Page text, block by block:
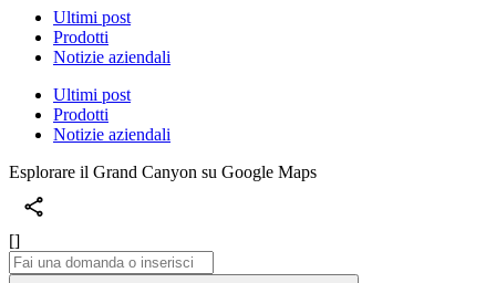
Ultimi post
Prodotti
Notizie aziendali
Ultimi post
Prodotti
Notizie aziendali
Esplorare il Grand Canyon su Google Maps
[]